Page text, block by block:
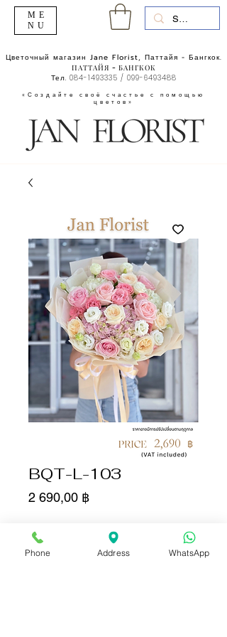
«Создайте своё счастье с помощью
цветов»
Цветочный магазин Jane Florist, Паттайя - Бангкок.
ПАТТАЙЯ - БАНГКОК
Тел. 084-1493335 / 099-6493488
ME
NU
BQT-L-103
2 690,00 ฿Цена
Количество
Phone Address WhatsApp